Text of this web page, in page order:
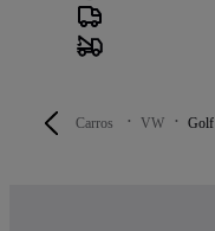
Carros VW Golf